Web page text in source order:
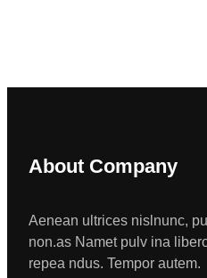
About Company
Aenean ultrices nislnunc,
non.as Namet pulv ina
repea ndus. Tempor autem.